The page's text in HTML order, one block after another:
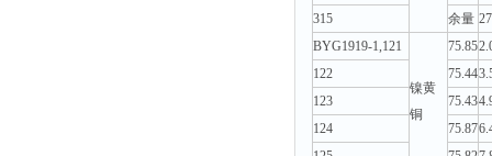
315
余量
BYG1919-1,121
镍黄
铜
75.85
122
75.44
123
75.43
124
75.87